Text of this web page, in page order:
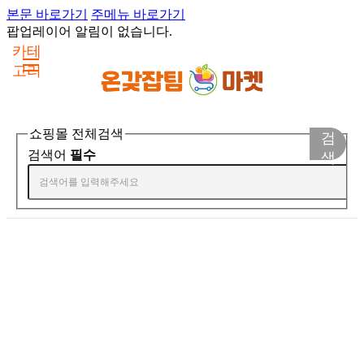
본문 바로가기
주메뉴 바로가기
팝업레이어 알림이 없습니다.
쇼핑몰 전체검색
검색어 필수
검
색
카테
고리